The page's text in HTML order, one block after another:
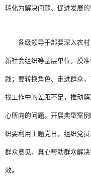
转化为解决问题、促进发展的
各级领导干部要深入农
新社会组织等基层单位，摸
践；要转换角色、走进群众
找工作中的差距不足，推动
心所向的问题。开展典型案
织要利用主题党日，组织党
群众意见，真心帮助群众解
效。